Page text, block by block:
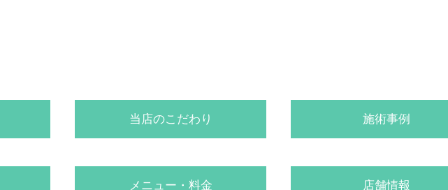
当店のこだわり 施術事例
メニュー・料金 店舗情報